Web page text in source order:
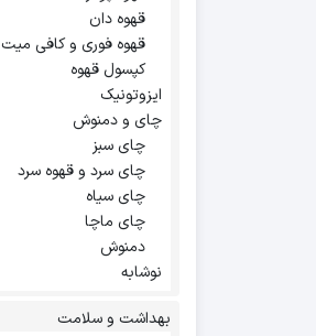
قهوه دان
قهوه فوری و کافی میت
کپسول قهوه
ایزوتونیک
چای و دمنوش
چای سبز
چای سرد و قهوه سرد
چای سیاه
چای ماچا
دمنوش
نوشابه
بهداشت و سلامت